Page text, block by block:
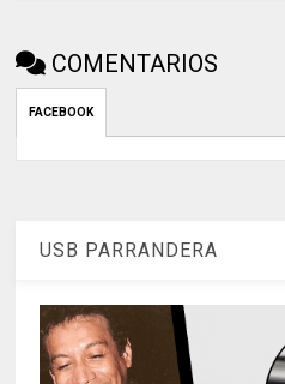
COMENTARIOS
FACEBOOK
USB PARRANDERA